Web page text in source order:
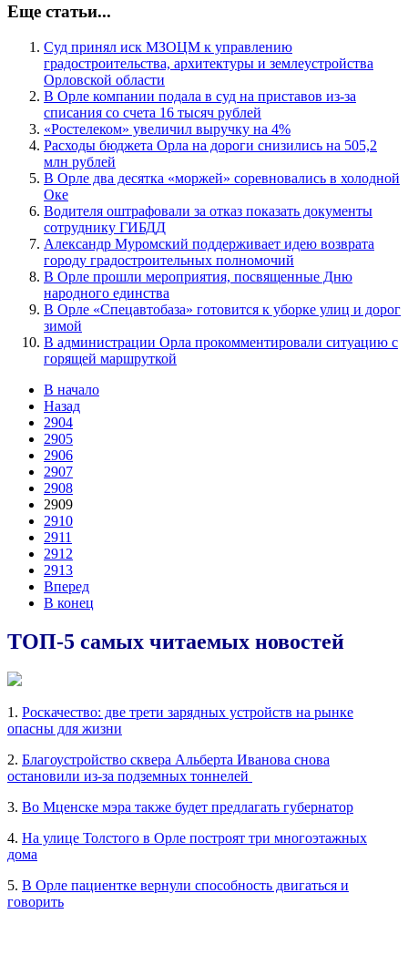
Еще статьи...
Суд принял иск МЗОЦМ к управлению
градостроительства, архитектуры и землеустройства
Орловской области
В Орле компании подала в суд на приставов из-за
списания со счета 16 тысяч рублей
«Ростелеком» увеличил выручку на 4%
Расходы бюджета Орла на дороги снизились на 505,2
млн рублей
В Орле два десятка «моржей» соревновались в холодной
Оке
Водителя оштрафовали за отказ показать документы
сотруднику ГИБДД
Александр Муромский поддерживает идею возврата
городу градостроительных полномочий
В Орле прошли мероприятия, посвященные Дню
народного единства
В Орле «Спецавтобаза» готовится к уборке улиц и дорог
зимой
В администрации Орла прокомментировали ситуацию с
горящей маршруткой
В начало
Назад
2904
2905
2906
2907
2908
2909
2910
2911
2912
2913
Вперед
В конец
ТОП-5 самых читаемых новостей
1. Роскачество: две трети зарядных устройств на рынке
опасны для жизни
2. Благоустройство сквера Альберта Иванова снова
остановили из-за подземных тоннелей
3. Во Мценске мэра также будет предлагать губернатор
4. На улице Толстого в Орле построят три многоэтажных
дома
5. В Орле пациентке вернули способность двигаться и
говорить